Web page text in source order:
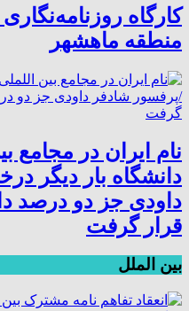
کارگاه
منطقه ماهشهر
نام ایران در مجامع
دانشگاه بار دیگر
داودی جز دو درصد
قرار گرفت
بین الملل